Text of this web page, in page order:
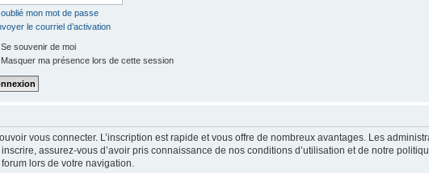
oublié mon mot de passe
le courriel d’activation
Se souvenir de moi
Masquer ma présence lors de cette session
vous connecter. L’inscription est rapide et vous offre de nombreux avantages. Les
assurez-vous d’avoir pris connaissance de nos conditions d’utilisation et de notre
lors de votre navigation.